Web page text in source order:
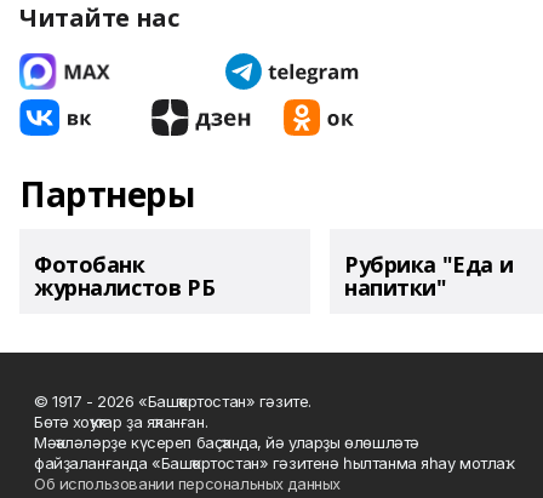
Читайте нас
Партнеры
Фотобанк
журналистов РБ
Рубрика "Еда и
напитки"
© 1917 - 2026 «Башҡортостан» гәзите.
Бөтә хоҡуҡтар ҙа яҡланған.
Мәҡәләләрҙе күсереп баҫҡанда, йә уларҙы өлөшләтә
файҙаланғанда «Башҡортостан» гәзитенә һылтанма яһау мотлаҡ.
Об использовании персональных данных